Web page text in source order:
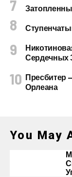
Сердечных
Пресбитер
Орлеана
You May